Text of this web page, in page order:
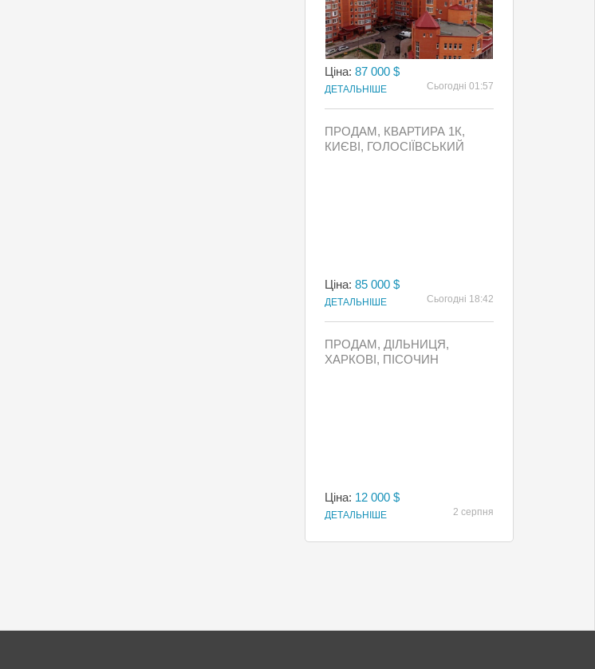
Ціна: 87 000 $
ДЕТАЛЬНІШЕ Сьогодні 01:57
ПРОДАМ, КВАРТИРА 1К,
КИЄВI, ГОЛОСІЇВСЬКИЙ
Ціна: 85 000 $
ДЕТАЛЬНІШЕ Сьогодні 18:42
ПРОДАМ, ДІЛЬНИЦЯ,
ХАРКОВІ, ПІСОЧИН
Ціна: 12 000 $
ДЕТАЛЬНІШЕ 2 серпня